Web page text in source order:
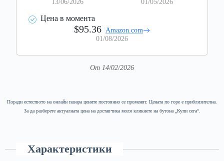
13/06/2026
01/05/2026
Цена в момента
$95.36 Amazon.com
01/08/2026
От 14/02/2026
Поради естеството на онлайн пазара цените постоянно се променят. Цената по горе е приблизителна.
За да разберете актуалната цена на доставчика моля кликнете на бутона „Купи сега“.
Характеристики